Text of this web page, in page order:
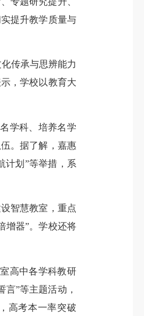
提升教学质量与
传承与思辨能力
，学校以教育大
学科、培养名学
。据了解，嘉惠
计划”等举措，系
智慧教室，重点
增器”。学校还将
高中各学科教研
”等主题活动，
高考本一率突破